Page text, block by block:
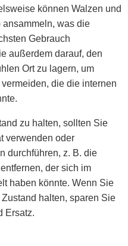
können Walzen und
ansammeln, was die
Gebrauch
außerdem darauf, den
Ort zu lagern, um
die die internen
zu halten, sollten Sie
verwenden oder
durchführen, z. B. die
der sich im
haben könnte. Wenn Sie
halten, sparen Sie
Ersatz.